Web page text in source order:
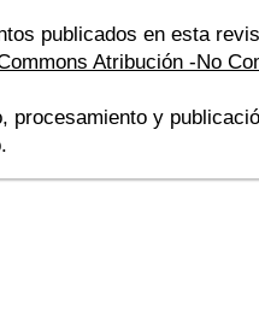
publicados en esta
Atribución -No
procesamiento y